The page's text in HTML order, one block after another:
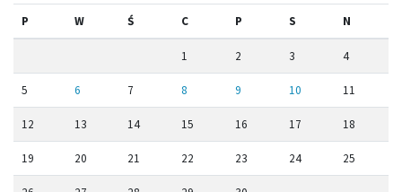
P W Ś C P S N
1 2 3 4
5 6 7 8 9 10 11
12 13 14 15 16 17 18
19 20 21 22 23 24 25